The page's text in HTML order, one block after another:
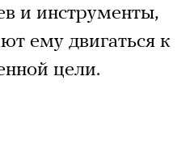
и инструменты,
ему двигаться к
цели.